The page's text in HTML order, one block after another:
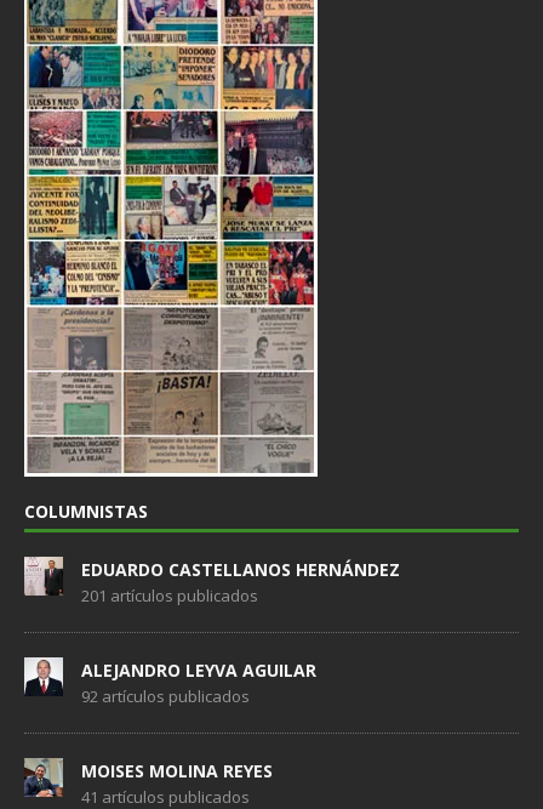
COLUMNISTAS
EDUARDO CASTELLANOS HERNÁNDEZ
201 artículos publicados
ALEJANDRO LEYVA AGUILAR
92 artículos publicados
MOISES MOLINA REYES
41 artículos publicados